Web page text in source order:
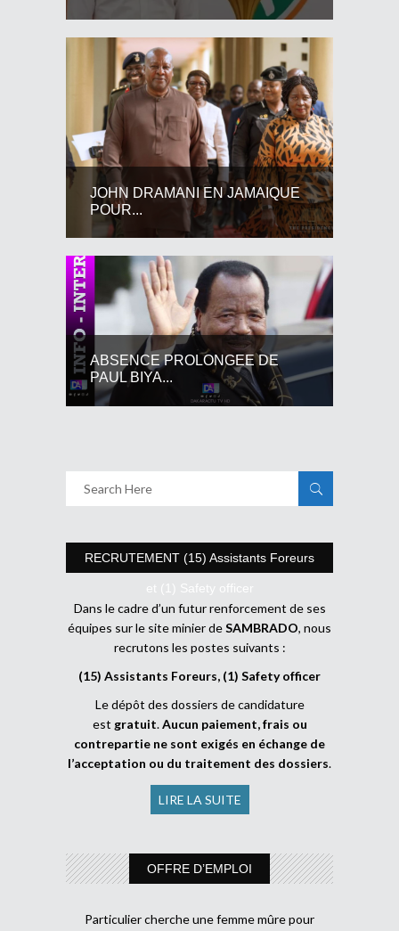
JOHN DRAMANI EN JAMAIQUE
POUR...
ABSENCE PROLONGEE DE
PAUL BIYA...
RECRUTEMENT (15) Assistants Foreurs
et (1) Safety officer
Dans le cadre d’un futur renforcement de ses
équipes sur le site minier deSAMBRADO, nous
recrutons les postes suivants :
(15) Assistants Foreurs, (1) Safety officer
Le dépôt des dossiers de candidature
est gratuit.Aucun paiement, frais ou
contrepartie ne sont exigés en échange de
l’acceptation ou du traitement des dossiers.
LIRE LA SUITE
OFFRE D’EMPLOI
Particulier cherche une femme mûre pour